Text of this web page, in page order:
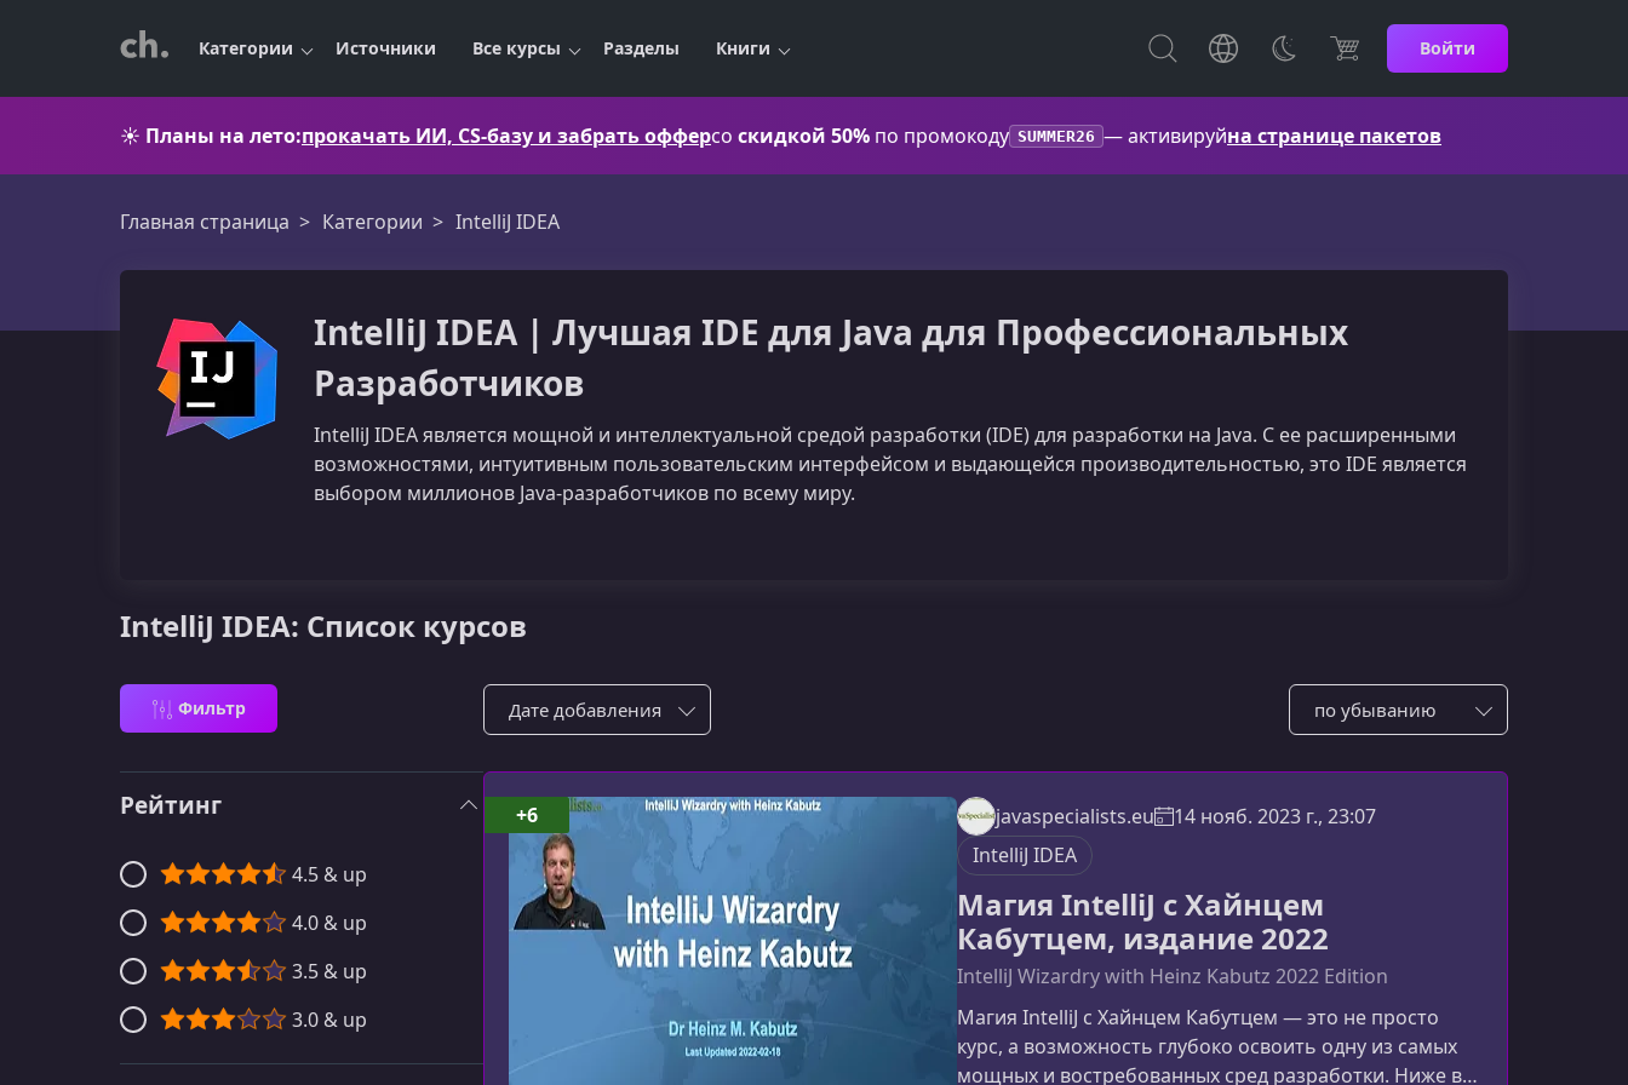
Категории Источники Все курсы Разделы Книги Войти
☀️ Планы на лето:прокачать ИИ, CS-базу и забрать офферсо скидкой 50% по промокоду SUMMER26 — активируйна странице пакетов
Главная страница Категории IntelliJ IDEA
IntelliJ IDEA | Лучшая IDE для Java для Профессиональных
Разработчиков
IntelliJ IDEA является мощной и интеллектуальной средой разработки (IDE) для разработки на Java. С ее расширенными
возможностями, интуитивным пользовательским интерфейсом и выдающейся производительностью, это IDE является
выбором миллионов Java-разработчиков по всему миру.
IntelliJ IDEA: Список курсов
Фильтр Сортировка по: Сотировать по:
Рейтинг
4.5 & up
4.0 & up
3.5 & up
3.0 & up
javaspecialists.eu
14 нояб. 2023 г., 23:07
IntelliJ IDEA
Магия IntelliJ с Хайнцем
Кабутцем, издание 2022
IntelliJ Wizardry with Heinz Kabutz 2022 Edition
Магия IntelliJ с Хайнцем Кабутцем — это не просто
курс, а возможность глубоко освоить одну из самых
мощных и востребованных сред разработки. Ниже вы
+6